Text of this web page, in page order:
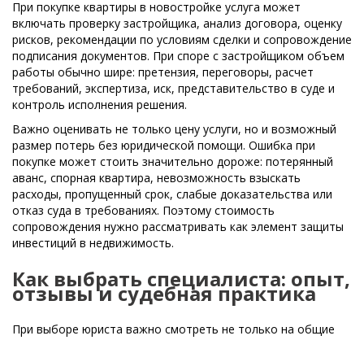
При покупке квартиры в новостройке услуга может
включать проверку застройщика, анализ договора, оценку
рисков, рекомендации по условиям сделки и сопровождение
подписания документов. При споре с застройщиком объем
работы обычно шире: претензия, переговоры, расчет
требований, экспертиза, иск, представительство в суде и
контроль исполнения решения.
Важно оценивать не только цену услуги, но и возможный
размер потерь без юридической помощи. Ошибка при
покупке может стоить значительно дороже: потерянный
аванс, спорная квартира, невозможность взыскать
расходы, пропущенный срок, слабые доказательства или
отказ суда в требованиях. Поэтому стоимость
сопровождения нужно рассматривать как элемент защиты
инвестиций в недвижимость.
Как выбрать специалиста: опыт,
отзывы и судебная практика
При выборе юриста важно смотреть не только на общие